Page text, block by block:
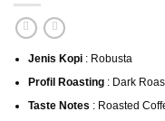
Jenis Kopi : Robusta
Profil Roasting : Dark
Taste Notes : Roasted